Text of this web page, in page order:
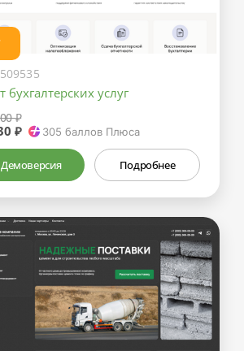
бухгалтерских услуг
₽
₽ 305 баллов Плюса
Демоверсия Подробнее